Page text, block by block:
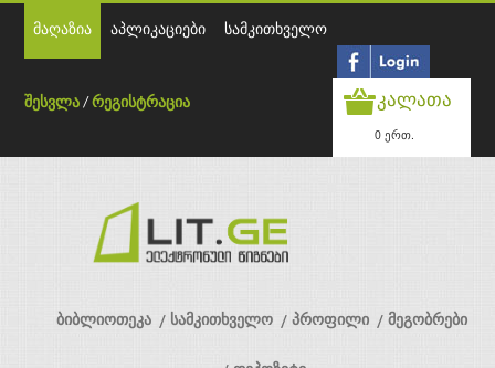
მაღაზია აპლიკაციები სამკითხველო
შესვლა /რეგისტრაცია კალათა
0 ერთ.
ბიბლიოთეკა სამკითხველო პროფილი მეგობრები